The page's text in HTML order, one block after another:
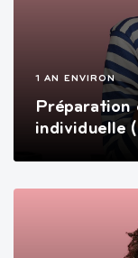
1 AN ENVIRON
Préparation
individuelle